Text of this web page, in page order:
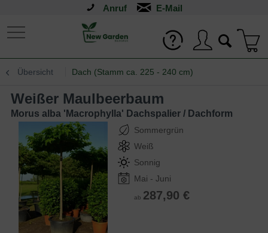
Anruf
Übersicht Dach (Stamm ca. 225 - 240 cm)
Weißer Maulbeerbaum
Morus alba 'Macrophylla' Dachspalier / Dachform
Sommergrün
Weiß
Sonnig
Mai - Juni
ab 287,90 €